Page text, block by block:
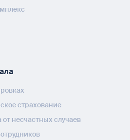
страхование
несчастных случаев